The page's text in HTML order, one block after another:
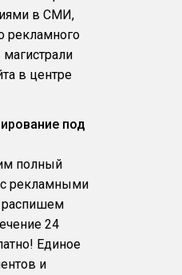
в СМИ,
рекламного
в центре
под
полный
рекламными
распишем
24
Единое
и